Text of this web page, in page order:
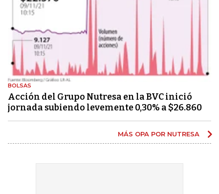
BOLSAS
Acción del Grupo Nutresa en la BVC inició
jornada subiendo levemente 0,30% a $26.860
MÁS OPA POR NUTRESA